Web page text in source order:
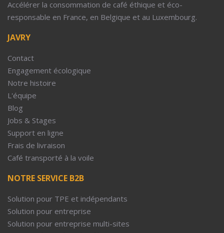
Accélérer la consommation de café éthique et éco-
responsable en France, en Belgique et au Luxembourg.
JAVRY
Contact
Engagement écologique
Notre histoire
L'équipe
Blog
Jobs & Stages
Support en ligne
Frais de livraison
Café transporté à la voile
NOTRE SERVICE B2B
Solution pour TPE et indépendants
Solution pour entreprise
Solution pour entreprise multi-sites